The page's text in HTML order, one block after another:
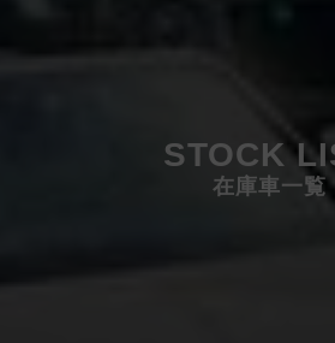
STOCK
在庫車一覧